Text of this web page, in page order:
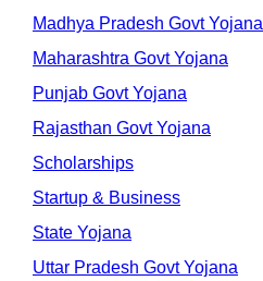
Madhya Pradesh Govt Yojana
Maharashtra Govt Yojana
Punjab Govt Yojana
Rajasthan Govt Yojana
Scholarships
Startup & Business
State Yojana
Uttar Pradesh Govt Yojana